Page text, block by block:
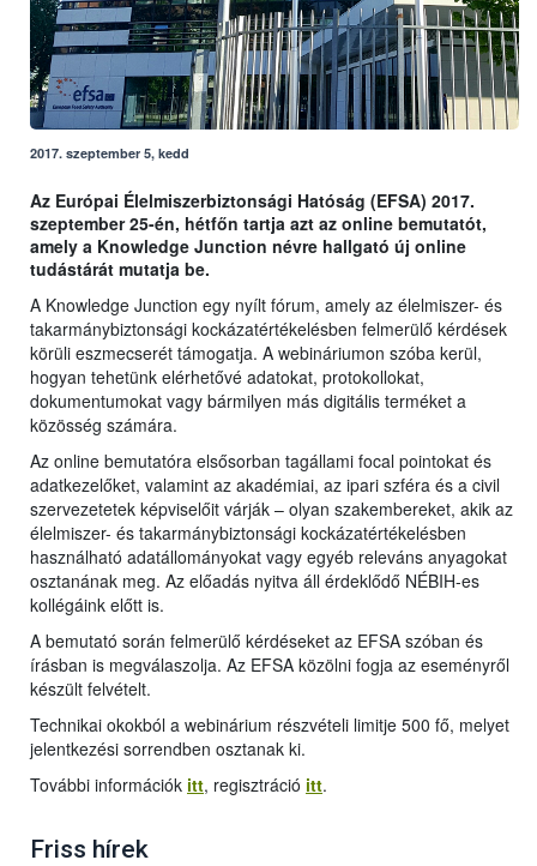
2017. szeptember 5, kedd
Az Európai Élelmiszerbiztonsági Hatóság (EFSA) 2017.
szeptember 25-én, hétfőn tartja azt az online bemutatót,
amely a Knowledge Junction névre hallgató új online
tudástárát mutatja be.
A Knowledge Junction egy nyílt fórum, amely az élelmiszer- és
takarmánybiztonsági kockázatértékelésben felmerülő kérdések
körüli eszmecserét támogatja. A webináriumon szóba kerül,
hogyan tehetünk elérhetővé adatokat, protokollokat,
dokumentumokat vagy bármilyen más digitális terméket a
közösség számára.
Az online bemutatóra elsősorban tagállami focal pointokat és
adatkezelőket, valamint az akadémiai, az ipari szféra és a civil
szervezetetek képviselőit várják – olyan szakembereket, akik az
élelmiszer- és takarmánybiztonsági kockázatértékelésben
használható adatállományokat vagy egyéb releváns anyagokat
osztanának meg. Az előadás nyitva áll érdeklődő NÉBIH-es
kollégáink előtt is.
A bemutató során felmerülő kérdéseket az EFSA szóban és
írásban is megválaszolja. Az EFSA közölni fogja az eseményről
készült felvételt.
Technikai okokból a webinárium részvételi limitje 500 fő, melyet
jelentkezési sorrendben osztanak ki.
További információk itt, regisztráció itt.
Friss hírek